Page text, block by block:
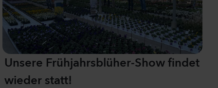
Unsere Frühjahrsblüher-Show findet
wieder statt!